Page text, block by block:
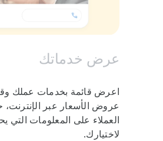
عرض خدماتك
اعرض قائمة بخدمات عملك
عروض الأسعار عبر
العملاء على المعلومات التي
لاختيارك.